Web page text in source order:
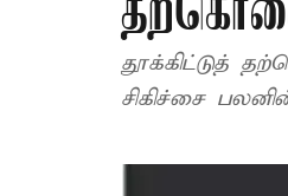
தூக்கிட்டுத்
சிகிச்சை